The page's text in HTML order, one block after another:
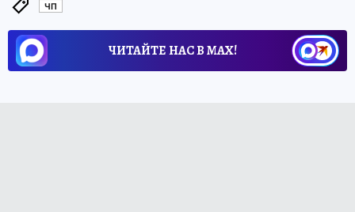
ЧП
ЧИТАЙТЕ НАС В МАХ!